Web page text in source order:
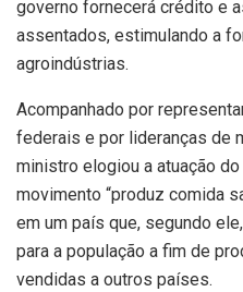
governo fornecerá crédito e
assentados, estimulando a
agroindústrias.
Acompanhado por
federais e por lideranças de
ministro elogiou a atuação do
movimento “produz comida
em um país que, segundo
para a população a fim de
vendidas a outros países.